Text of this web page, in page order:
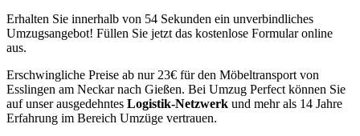
Erhalten Sie innerhalb von 54 Sekunden ein unverbindliches
Umzugsangebot! Füllen Sie jetzt das kostenlose Formular online
aus.
Erschwingliche Preise ab nur 23€ für den Möbeltransport von
Esslingen am Neckar nach Gießen. Bei Umzug Perfect können Sie
auf unser ausgedehntes Logistik-Netzwerk und mehr als 14 Jahre
Erfahrung im Bereich Umzüge vertrauen.